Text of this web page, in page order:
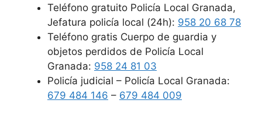
Teléfono gratuito Policía Local Granada,
Jefatura policía local (24h): 958 20 68 78
Teléfono gratis Cuerpo de guardia y
objetos perdidos de Policía Local
Granada: 958 24 81 03
Policía judicial – Policía Local Granada:
679 484 146 – 679 484 009